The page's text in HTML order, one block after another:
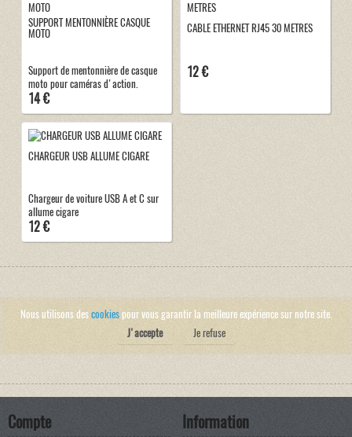
SUPPORT MENTONNIÈRE CASQUE
MOTO
Support de mentonnière de casque
moto pour caméras d'action.
14 €
CABLE ETHERNET RJ45 30 METRES
12 €
CHARGEUR USB ALLUME CIGARE
Chargeur de voiture USB A et C sur
allume cigare
12 €
Nous utilisons descookiespour vous garantir la meilleure expérience sur notre site.
J'accepte
Je refuse
Compte Information